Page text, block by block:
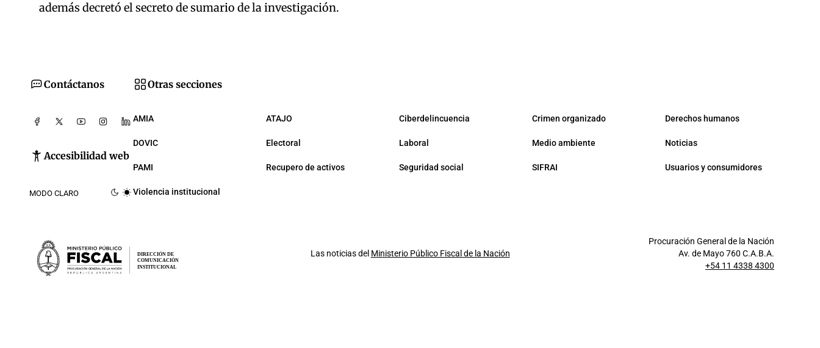
además decretó el secreto de sumario de la investigación.
Contáctanos
Accesibilidad web
MODO CLARO
Otras secciones
AMIA ATAJO Ciberdelincuencia Crimen organizado Derechos humanos
DOVIC Electoral Laboral Medio ambiente Noticias
PAMI Recupero de activos Seguridad social SIFRAI Usuarios y consumidores
Violencia institucional
DIRECCIÓN DE
COMUNICACIÓN
INSTITUCIONAL
Las noticias del Ministerio Público Fiscal de la Nación
Procuración General de la Nación
Av. de Mayo 760 C.A.B.A.
+54 11 4338 4300